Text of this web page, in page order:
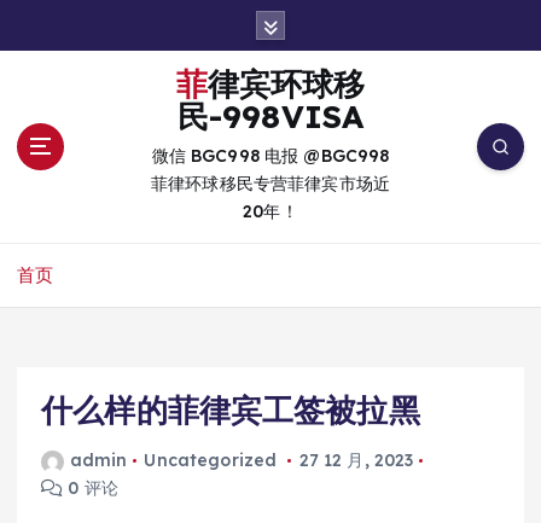
菲律宾环球移
民-998VISA
微信 BGC998 电报 @BGC998
菲律环球移民专营菲律宾市场近
20年！
首页
什么样的菲律宾工签被拉黑
admin Uncategorized
27 12 月, 2023
0 评论